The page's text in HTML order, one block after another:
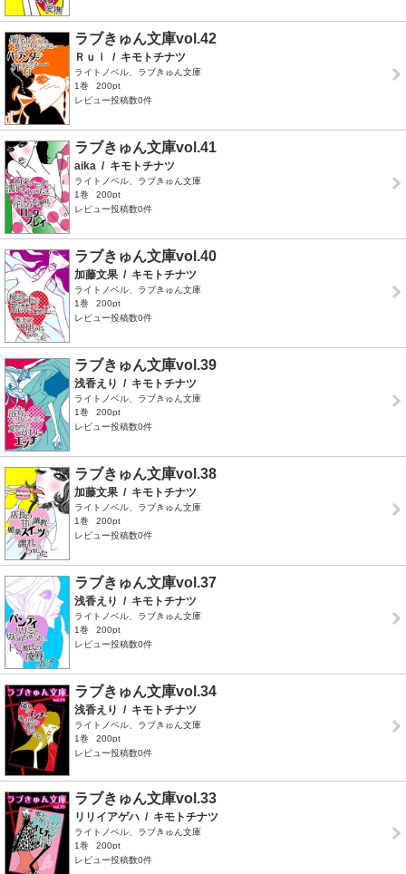
ラブきゅん文庫vol.42
Ｒｕｉ / キモトチナツ
ライトノベル、ラブきゅん文庫
1巻
200pt
レビュー投稿数0件
ラブきゅん文庫vol.41
aika / キモトチナツ
ライトノベル、ラブきゅん文庫
1巻
200pt
レビュー投稿数0件
ラブきゅん文庫vol.40
加藤文果 / キモトチナツ
ライトノベル、ラブきゅん文庫
1巻
200pt
レビュー投稿数0件
ラブきゅん文庫vol.39
浅香えり / キモトチナツ
ライトノベル、ラブきゅん文庫
1巻
200pt
レビュー投稿数0件
ラブきゅん文庫vol.38
加藤文果 / キモトチナツ
ライトノベル、ラブきゅん文庫
1巻
200pt
レビュー投稿数0件
ラブきゅん文庫vol.37
浅香えり / キモトチナツ
ライトノベル、ラブきゅん文庫
1巻
200pt
レビュー投稿数0件
ラブきゅん文庫vol.34
浅香えり / キモトチナツ
ライトノベル、ラブきゅん文庫
1巻
200pt
レビュー投稿数0件
ラブきゅん文庫vol.33
リリイアゲハ / キモトチナツ
ライトノベル、ラブきゅん文庫
1巻
200pt
レビュー投稿数0件